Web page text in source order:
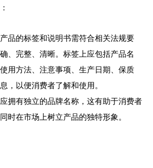
品的标签和说明书需符合相关法规要
、完整、清晰。标签上应包括产品名
用方法、注意事项、生产日期、保质
，以便消费者了解和使用。
拥有独立的品牌名称，这有助于消费者
时在市场上树立产品的独特形象。